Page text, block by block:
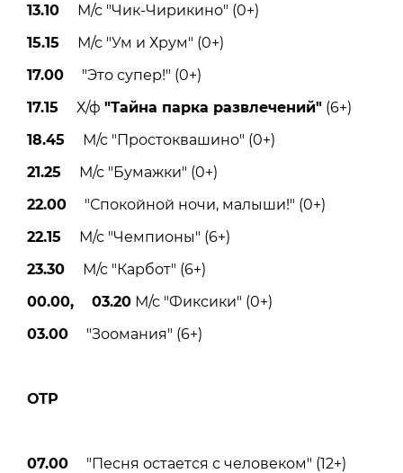
13.10 М/с "Чик-Чирикино" (0+)
15.15 М/с "Ум и Хрум" (0+)
17.00 "Это супер!" (0+)
17.15 Х/ф "Тайна парка развлечений" (6+)
18.45 М/с "Простоквашино" (0+)
21.25 М/с "Бумажки" (0+)
22.00 "Спокойной ночи, малыши!" (0+)
22.15 М/с "Чемпионы" (6+)
23.30 М/с "Карбот" (6+)
00.00, 03.20 М/с "Фиксики" (0+)
03.00 "Зоомания" (6+)
ОТР
07.00 "Песня остается с человеком" (12+)